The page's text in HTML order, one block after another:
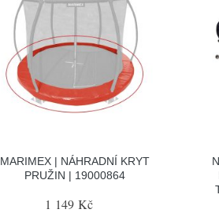
MARIMEX | NÁHRADNÍ KRYT
PRUŽIN | 19000864
1 149 Kč